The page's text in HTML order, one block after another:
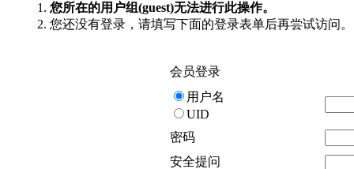
您所在的用户组(guest)无法进行此操作。
您还没有登录，请填写下面的登录表单后再尝试访问。
会员登录
用户名
UID
密码
安全提问